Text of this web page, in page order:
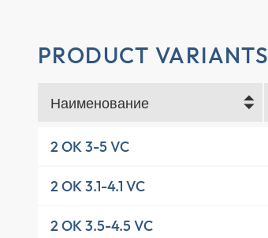
PRODUCT VARIANTS
Наименование
2 OK 3-5 VC
2 OK 3.1-4.1 VC
2 OK 3.5-4.5 VC